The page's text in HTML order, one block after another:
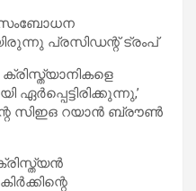
പ്രസിഡന്റ് ട്രംപ്
ഏർപ്പെട്ടിരിക്കുന്നു,’
സിഇഒ റയാൻ ബ്രൗൺ